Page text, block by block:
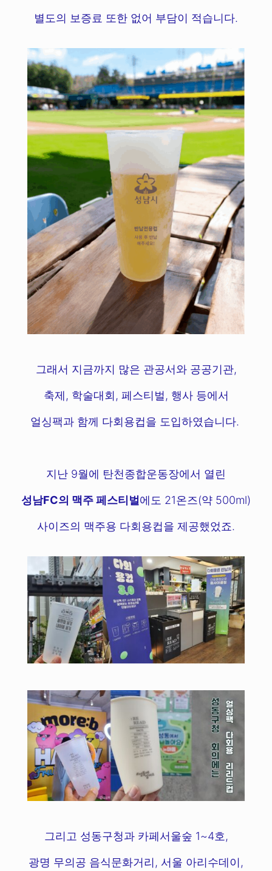
별도의 보증료 또한 없어 부담이 적습니다.
그래서 지금까지 많은 관공서와 공공기관,
축제, 학술대회, 페스티벌, 행사 등에서
얼싱팩과 함께 다회용컵을 도입하였습니다.
지난 9월에 탄천종합운동장에서 열린
성남FC의 맥주 페스티벌에도 21온즈(약 500ml)
사이즈의 맥주용 다회용컵을 제공했었죠.
그리고 성동구청과 카페서울숲 1~4호,
광명 무의공 음식문화거리, 서울 아리수데이,